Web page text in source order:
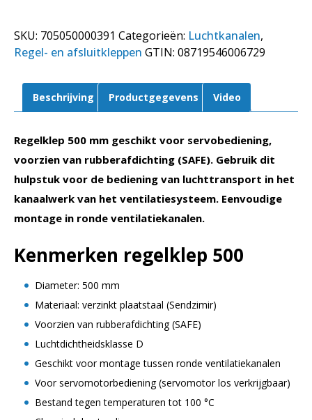
(SAFE)
aantal
SKU: 705050000391 Categorieën: Luchtkanalen,
Regel- en afsluitkleppen GTIN: 08719546006729
Beschrijving Productgegevens Video
Regelklep 500 mm geschikt voor servobediening,
voorzien van rubberafdichting (SAFE). Gebruik dit
hulpstuk voor de bediening van luchttransport in het
kanaalwerk van het ventilatiesysteem. Eenvoudige
montage in ronde ventilatiekanalen.
Kenmerken regelklep 500
Diameter: 500 mm
Materiaal: verzinkt plaatstaal (Sendzimir)
Voorzien van rubberafdichting (SAFE)
Luchtdichtheidsklasse D
Geschikt voor montage tussen ronde ventilatiekanalen
Voor servomotorbediening (servomotor los verkrijgbaar)
Bestand tegen temperaturen tot 100 °C